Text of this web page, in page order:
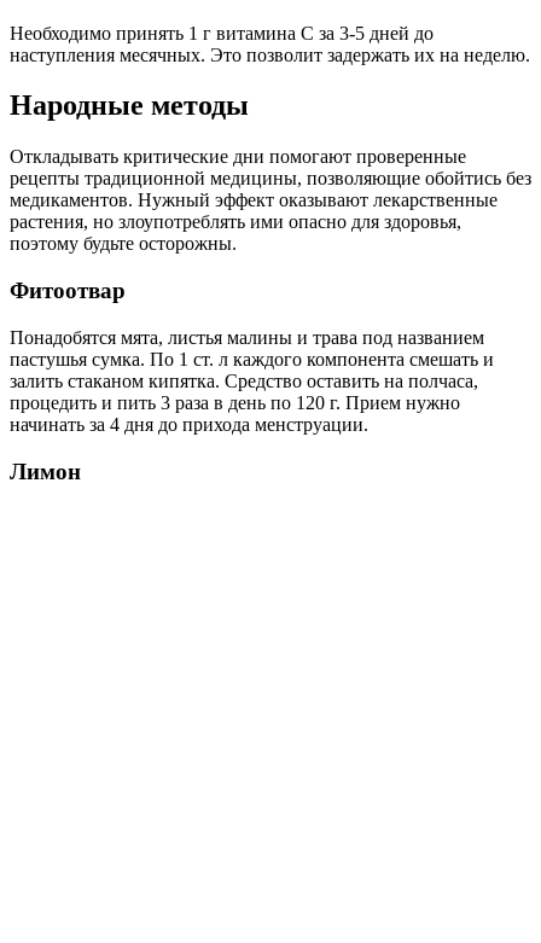
Необходимо принять 1 г витамина С за 3-5 дней до
наступления месячных. Это позволит задержать их на неделю.
Народные методы
Откладывать критические дни помогают проверенные
рецепты традиционной медицины, позволяющие обойтись без
медикаментов. Нужный эффект оказывают лекарственные
растения, но злоупотреблять ими опасно для здоровья,
поэтому будьте осторожны.
Фитоотвар
Понадобятся мята, листья малины и трава под названием
пастушья сумка. По 1 ст. л каждого компонента смешать и
залить стаканом кипятка. Средство оставить на полчаса,
процедить и пить 3 раза в день по 120 г. Прием нужно
начинать за 4 дня до прихода менструации.
Лимон